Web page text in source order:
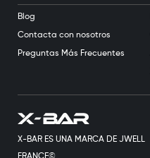
X-BAR ES UNA MARCA DE JWELL
Blog
Contacta con nosotros
Preguntas Más Frecuentes